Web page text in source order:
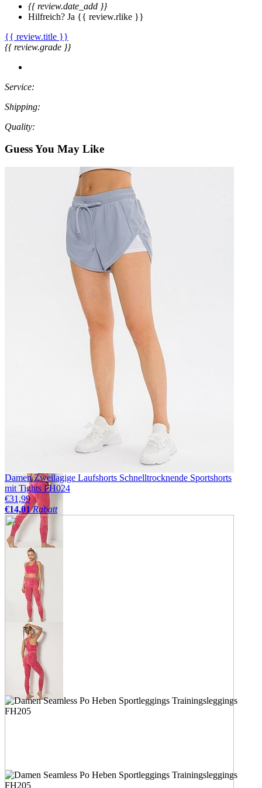
{{ review.date_add }}
Hilfreich? Ja {{ review.rlike }}
{{ review.title }}
{{ review.grade }}
Service:
Shipping:
Quality:
Guess You May Like
Damen Zweilagige Laufshorts Schnelltrocknende Sportshorts
mit Tights FH024
€31,99
€14,01 Rabatt